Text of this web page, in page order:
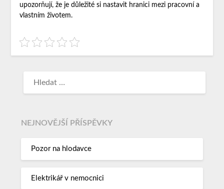
upozorňují, že je důležité si nastavit hranici mezi pracovní a
vlastním životem.
NEJNOVĚJŠÍ PŘÍSPĚVKY
Pozor na hlodavce
Elektrikář v nemocnici